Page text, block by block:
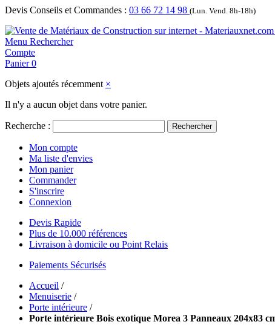
Devis Conseils et Commandes : 03 66 72 14 98 (Lun. Vend. 8h-18h)
Menu Rechercher
Compte
Panier 0
Objets ajoutés récemment ×
Il n'y a aucun objet dans votre panier.
Recherche : Rechercher
Mon compte
Ma liste d'envies
Mon panier
Commander
S'inscrire
Connexion
Devis Rapide
Plus de 10.000 références
Livraison à domicile ou Point Relais
Paiements Sécurisés
Accueil /
Menuiserie /
Porte intérieure /
Porte intérieure Bois exotique Morea 3 Panneaux 204x83